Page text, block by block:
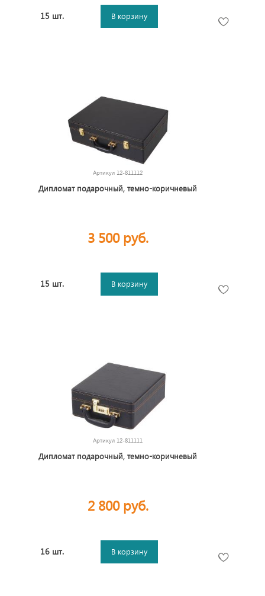
15 шт. В корзину
Артикул 12-811112
Дипломат подарочный, темно-коричневый
3 500 руб.
15 шт. В корзину
Артикул 12-811111
Дипломат подарочный, темно-коричневый
2 800 руб.
16 шт. В корзину